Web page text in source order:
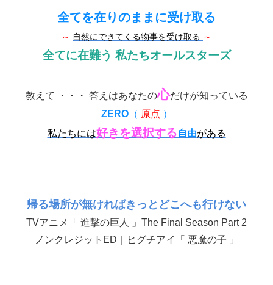
全てを在りのままに受け取る
～ 自然にできてくる物事を受け取る ～
全てに在難う 私たちオールスターズ
教えて ・・・ 答えはあなたの心だけが知っている
ZERO（ 原点 ）
私たちには好きを選択する自由がある
帰る場所が無ければきっとどこへも行けない
TVアニメ「 進撃の巨人 」The Final Season Part 2
ノンクレジットED｜ヒグチアイ「 悪魔の子 」